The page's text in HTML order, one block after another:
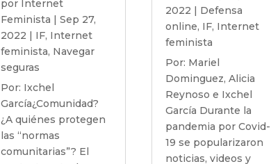
por Internet
Feminista |Sep 27,
2022 | IF, Internet
feminista, Navegar
seguras
Por: Ixchel
García¿Comunidad?
¿A quiénes protegen
las “normas
comunitarias”? El
2022 | Defensa
online, IF, Internet
feminista
Por: Mariel
Dominguez, Alicia
Reynoso e Ixchel
García Durante la
pandemia por Covid-
19 se popularizaron
noticias, videos y